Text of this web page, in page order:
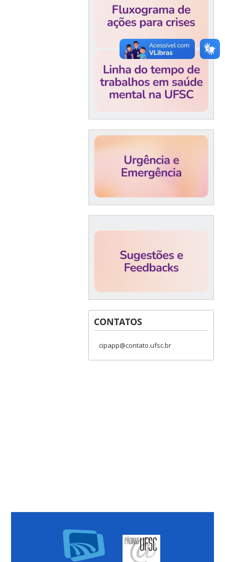
CONTATOS
cipapp@contato.ufsc.br